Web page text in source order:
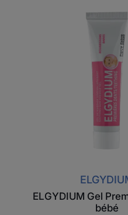
dents
bébé
ELGYDIUM Gel
bébé